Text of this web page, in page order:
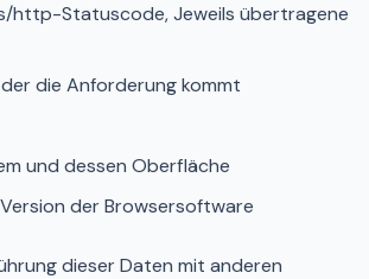
http-Statuscode, Jeweils übertragene
die Anforderung kommt
und dessen Oberfläche
der Browsersoftware
dieser Daten mit anderen